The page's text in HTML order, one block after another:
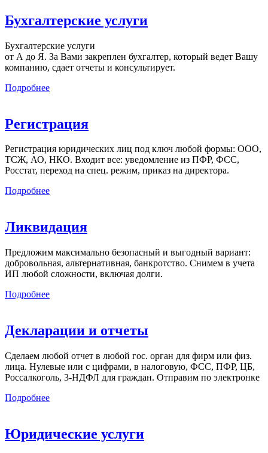
Бухгалтерские услуги
Бухгалтерские услуги
от А до Я. За Вами закреплен бухгалтер, который ведет Вашу
компанию, сдает отчеты и консультирует.
Подробнее
Регистрация
Регистрация юридических лиц под ключ любой формы: ООО,
ТСЖ, АО, НКО. Входит все: уведомление из ПФР, ФСС,
Росстат, переход на спец. режим, приказ на директора.
Подробнее
Ликвидация
Предложим максимально безопасный и выгодный вариант:
добровольная, альтернативная, банкротство. Снимем в учета
ИП любой сложности, включая долги.
Подробнее
Декларации и отчеты
Сделаем любой отчет в любой гос. орган для фирм или физ.
лица. Нулевые или с цифрами, в налоговую, ФСС, ПФР, ЦБ,
Россалкоголь, 3-НДФЛ для граждан. Отправим по электронке
Подробнее
Юридические услуги